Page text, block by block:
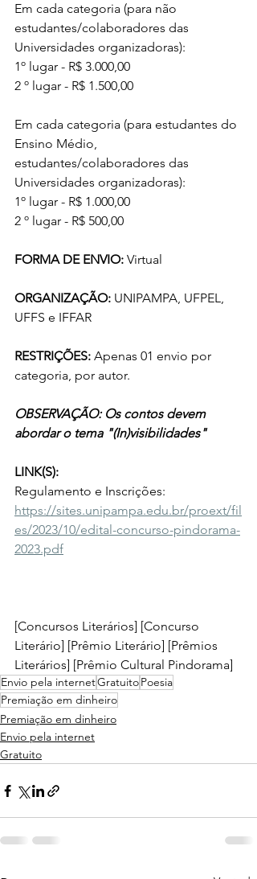
Em cada categoria (para não
estudantes/colaboradores das
Universidades organizadoras):
1º lugar - R$ 3.000,00
2 º lugar - R$ 1.500,00
Em cada categoria (para estudantes do
Ensino Médio,
estudantes/colaboradores das
Universidades organizadoras):
1º lugar - R$ 1.000,00
2 º lugar - R$ 500,00
FORMA DE ENVIO: Virtual
ORGANIZAÇÃO: UNIPAMPA, UFPEL,
UFFS e IFFAR
RESTRIÇÕES: Apenas 01 envio por
categoria, por autor.
OBSERVAÇÃO: Os contos devem
abordar o tema "(In)visibilidades"
LINK(S):
Regulamento e Inscrições:
https://sites.unipampa.edu.br/proext/fil
es/2023/10/edital-concurso-pindorama-
2023.pdf
[Concursos Literários] [Concurso
Literário] [Prêmio Literário] [Prêmios
Literários] [Prêmio Cultural Pindorama]
Envio pela internetGratuitoPoesia
Premiação em dinheiro
Premiação em dinheiro
Envio pela internet
Gratuito